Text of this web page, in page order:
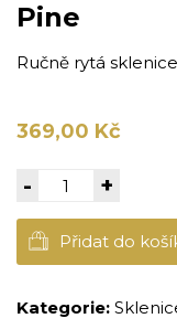
Pine
Ručně rytá
369,00 Kč
- +
Přidat do
Kategorie: